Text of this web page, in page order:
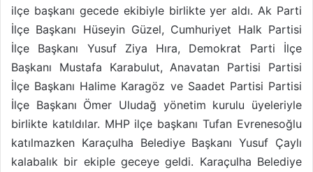
ilçe başkanı gecede ekibiyle birlikte yer aldı. Ak Parti
İlçe Başkanı Hüseyin Güzel, Cumhuriyet Halk Partisi
İlçe Başkanı Yusuf Ziya Hıra, Demokrat Parti İlçe
Başkanı Mustafa Karabulut, Anavatan Partisi Partisi
İlçe Başkanı Halime Karagöz ve Saadet Partisi Partisi
İlçe Başkanı Ömer Uludağ yönetim kurulu üyeleriyle
birlikte katıldılar. MHP ilçe başkanı Tufan Evrenesoğlu
katılmazken Karaçulha Belediye Başkanı Yusuf Çaylı
kalabalık bir ekiple geceye geldi. Karaçulha Belediye